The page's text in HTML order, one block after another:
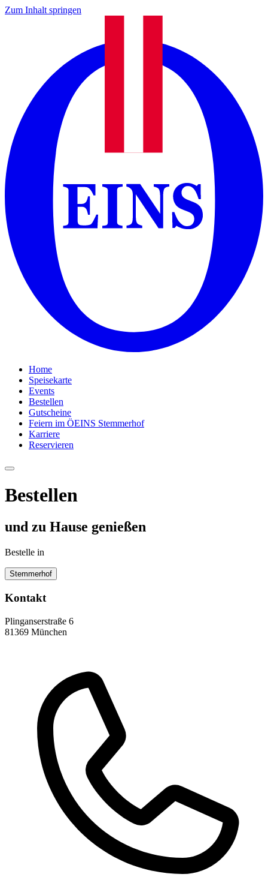
Zum Inhalt springen
Home
Speisekarte
Events
Bestellen
Gutscheine
Feiern im ÖEINS Stemmerhof
Karriere
Reservieren
Bestellen
und zu Hause genießen
Bestelle in
Stemmerhof
Kontakt
Plinganserstraße 6
81369 München